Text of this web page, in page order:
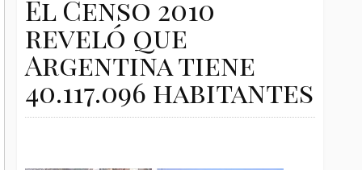
El Censo 2010
reveló que
Argentina tiene
40.117.096 habitantes